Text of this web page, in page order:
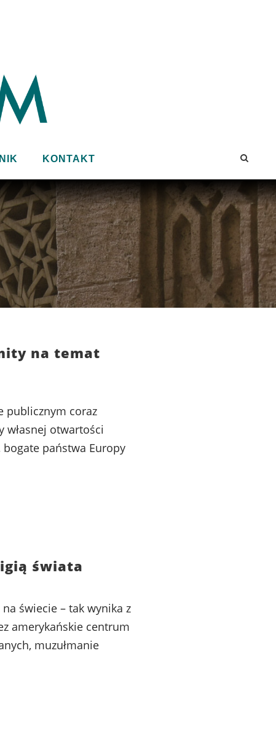
KONTAKT
na temat
publicznym coraz
własnej otwartości
państwa Europy
świata
świecie – tak wynika z
amerykańskie centrum
muzułmanie